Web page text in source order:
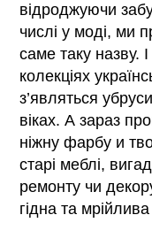
відроджуючи
числі у моді, ми
саме таку назву.
колекціях
з’являться убруси
віках. А зараз
ніжну фарбу и
старі меблі,
ремонту чи
гідна та